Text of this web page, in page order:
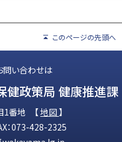
このページの先頭へ
問い合わせは
健政策局 健康推進課
1番地 【地図】
：073-428-2325